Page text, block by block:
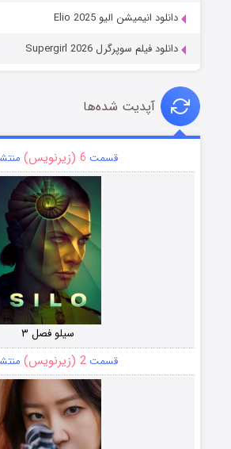
دانلود انیمیشن الیو Elio 2025
دانلود فیلم سوپرگرل Supergirl 2026
آپدیت شده‌ها
قسمت 6 (زیرنویس)
سیلو فصل ۳
قسمت2 (زیرنویس)